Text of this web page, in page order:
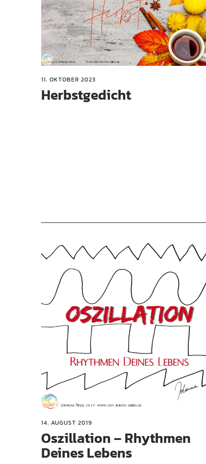
11. OKTOBER 2023
Herbstgedicht
14. AUGUST 2019
Oszillation – Rhythmen
Deines Lebens